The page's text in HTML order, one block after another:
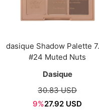
dasique Shadow Palette
#24 Muted Nuts
Dasique
30.83 USD
9%27.92 USD